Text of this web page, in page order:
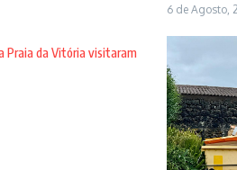
6 de Agosto,
Praia da Vitória visitaram